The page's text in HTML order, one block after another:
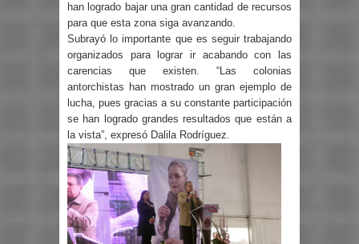
han logrado bajar una gran cantidad de recursos
para que esta zona siga avanzando.
Subrayó lo importante que es seguir trabajando
organizados para lograr ir acabando con las
carencias que existen. “Las colonias
antorchistas han mostrado un gran ejemplo de
lucha, pues gracias a su constante participación
se han logrado grandes resultados que están a
la vista”, expresó Dalila Rodríguez.